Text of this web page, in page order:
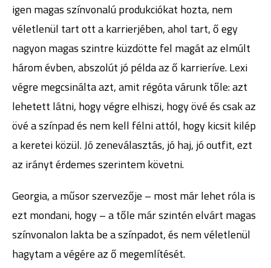
igen magas színvonalú produkciókat hozta, nem
véletlenül tart ott a karrierjében, ahol tart, ő egy
nagyon magas szintre küzdötte fel magát az elmúlt
három évben, abszolút jó példa az ő karrieríve. Lexi
végre megcsinálta azt, amit régóta várunk tőle: azt
lehetett látni, hogy végre elhiszi, hogy övé és csak az
övé a színpad és nem kell félni attól, hogy kicsit kilép
a keretei közül. Jó zeneválasztás, jó haj, jó outfit, ezt
az irányt érdemes szerintem követni.
Georgia, a műsor szervezője – most már lehet róla is
ezt mondani, hogy – a tőle már szintén elvárt magas
színvonalon lakta be a színpadot, és nem véletlenül
hagytam a végére az ő megemlítését.